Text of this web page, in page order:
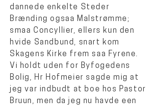
dannede enkelte Steder
Brænding ogsaa Malstrømme;
smaa Concyllier, ellers kun den
hvide Sandbund, snart kom
Skagens Kirke frem saa Fyrene.
Vi holdt uden for Byfogedens
Bolig, Hr Hofmeier sagde mig at
jeg var indbudt at boe hos Pastor
Bruun, men da jeg nu havde een